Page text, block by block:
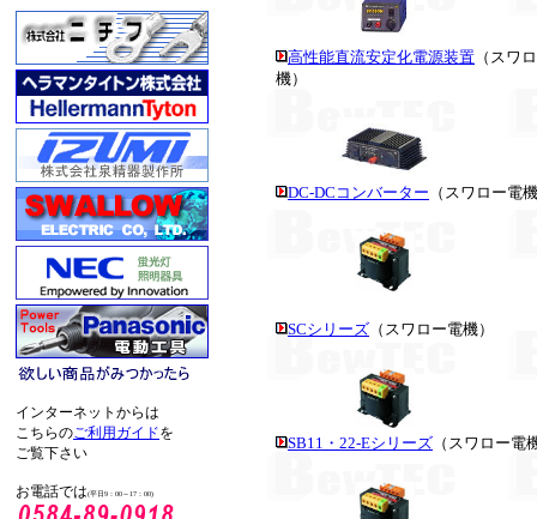
高性能直流安定化電源装置 （スワ
機）
DC-DCコンバーター （スワロー電
SCシリーズ （スワロー電機）
SB11・22-Eシリーズ （スワロー電
インターネットからは
こちらのご利用ガイドを
ご覧下さい
お電話では(平日9：00～17：00)